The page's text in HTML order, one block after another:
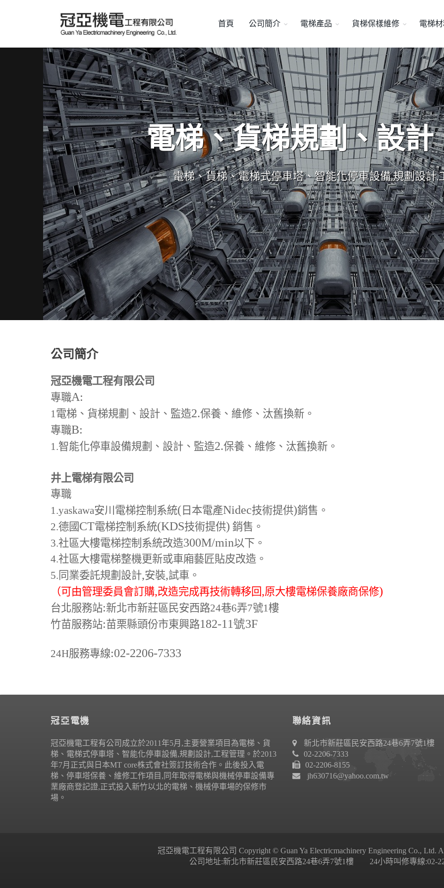
首頁 公司簡介 電梯產品 貨梯保樣維修 電梯
電梯、貨梯規劃、設計
電梯、貨梯、電梯式停車塔、智能化停車設備,規劃設計,
公司簡介
冠亞機電工程有限公司
專職A:
1電梯、貨梯規劃、設計、監造2.保養、維修、汰舊換新。
專職B:
1.智能化停車設備規劃、設計、監造2.保養、維修、汰舊換新。
井上電梯有限公司
專職
1.yaskawa安川電梯控制系統( 日本電產Nidec技術提供)銷售。
2.德國 CT電梯控制系統(KDS技術提供) 銷售。
3.社區大樓電梯控制系統改造300M/min以下。
4.社區大樓電梯整機更新或車廂藝匠貼皮改造。
5. 同業委託規劃設計,安裝,試車。
（可由管理委員會訂購,改造完成再技術轉移回,原大樓電梯保養廠商保修)
台北服務站:新北市新莊區民安西路24巷6弄7號1樓
竹苗服務站:苗栗縣頭份市東興路182-11號3F
24H服務專線:02-2206-7333
冠亞電機
冠亞機電工程有公司成立於2011年5月,主要營業項目為電梯、貨
梯、電梯式停車塔、智能化停車設備,規劃設計,工程管理。於2013
年7月正式與日本MT core株式會社簽訂技術合作。此後投入電
梯、停車塔保養、維修工作項目,同年取得電梯與機械停車設備專
業廠商登記證,正式投入新竹以北的電梯、機械停車場的保修市
場。
聯絡資訊
新北市新莊區民安西路24巷6弄7號1樓
02-2206-7333
02-2206-8155
jh630716@yahoo.com.tw
冠亞機電工程有限公司 Copyright © Guan Ya Electricmachinery Engineering Co., Ltd.
公司地址:新北市新莊區民安西路24巷6弄7號1樓 24小時叫修專線:02-